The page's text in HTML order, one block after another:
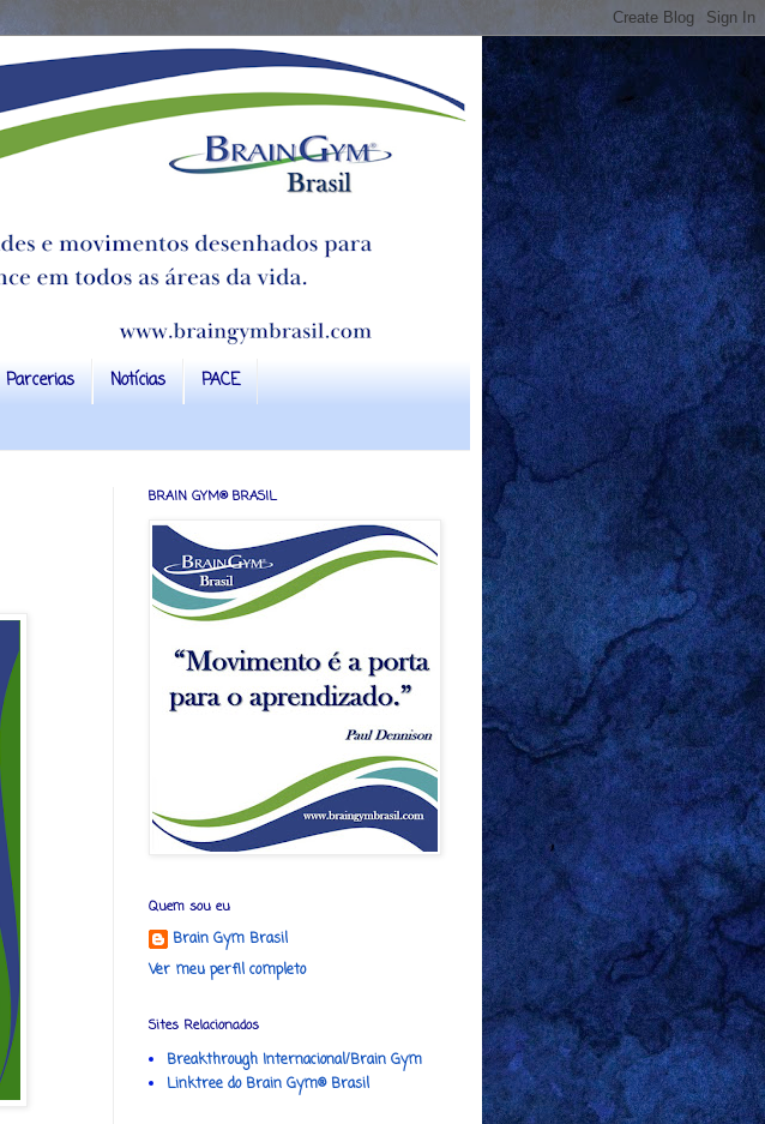
Parcerias Notícias
PACE
BRAIN GYM® BRASIL
Quem sou eu
Brain Gym Brasil
Ver meu perfil completo
Sites Relacionados
Breakthrough Internacional/Brain Gym
Linktree do Brain Gym® Brasil